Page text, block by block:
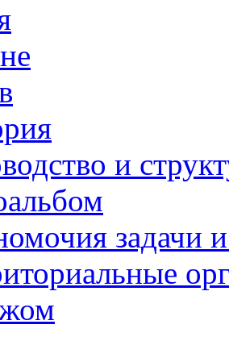
и
задачи